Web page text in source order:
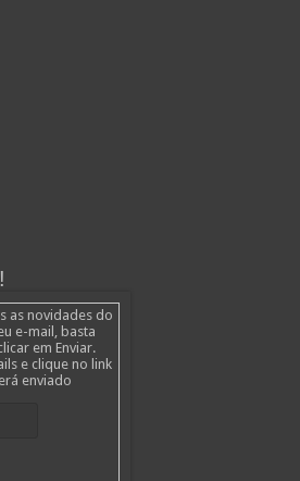
as novidades do
e-mail, basta
em Enviar.
e clique no link
enviado